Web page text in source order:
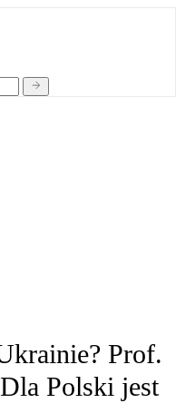
Prof.
Polski jest